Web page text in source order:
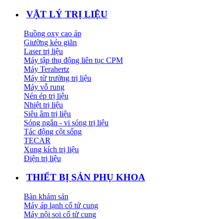
VẬT LÝ TRỊ LIỆU
Buồng oxy cao áp
Giường kéo giãn
Laser trị liệu
Máy tập thụ động liên tục CPM
Máy Terahertz
Máy từ trường trị liệu
Máy vỗ rung
Nén ép trị liệu
Nhiệt trị liệu
Siêu âm trị liệu
Sóng ngắn - vi sóng trị liệu
Tác động cột sống
TECAR
Xung kích trị liệu
Điện trị liệu
THIẾT BỊ SẢN PHỤ KHOA
Bàn khám sản
Máy áp lạnh cổ tử cung
Máy nội soi cổ tử cung